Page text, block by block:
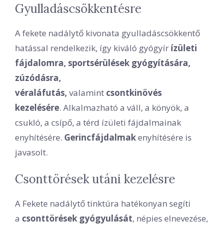
Gyulladáscsökkentésre
A fekete nadálytő kivonata gyulladáscsökkentő
hatással rendelkezik, így kiváló gyógyír ízületi
fájdalomra, sportsérülések gyógyítására,
zúzódásra,
véraláfutás, valamint csontkinövés
kezelésére. Alkalmazható a váll, a könyök, a
csukló, a csípő, a térd ízületi fájdalmainak
enyhítésére. Gerincfájdalmakenyhítésére is
javasolt.
Csonttörések utáni kezelésre
A Fekete nadálytő tinktúra hatékonyan segíti
a csonttörések gyógyulását, népies elnevezése,